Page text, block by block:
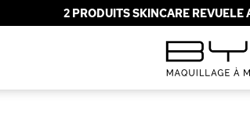
2 PRODUITS SKINCARE REVUELE